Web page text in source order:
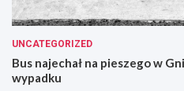
UNCATEGORIZED
Bus najechał na pieszego w
wypadku